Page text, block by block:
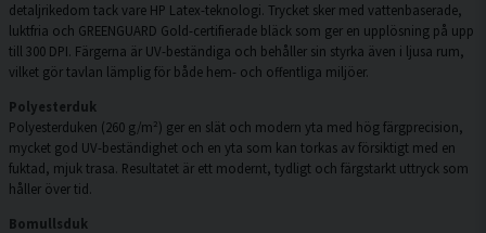
detaljrikedom tack vare HP Latex-teknologi. Trycket sker med vattenbaserade,
luktfria och GREENGUARD Gold-certifierade bläck som ger en upplösning på upp
till 300 DPI. Färgerna är UV-beständiga och behåller sin styrka även i ljusa rum,
vilket gör tavlan lämplig för både hem- och offentliga miljöer.
Polyesterduk
Polyesterduken (260 g/m²) ger en slät och modern yta med hög färgprecision,
mycket god UV-beständighet och en yta som kan torkas av försiktigt med en
fuktad, mjuk trasa. Resultatet är ett modernt, tydligt och färgstarkt uttryck som
håller över tid.
Bomullsduk